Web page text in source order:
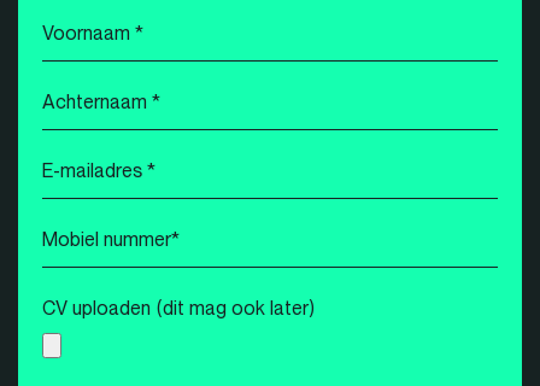
Voornaam
*
Achternaam
*
E-
mailadres
*
Mobiel
nummer
*
CV uploaden (dit mag ook later)